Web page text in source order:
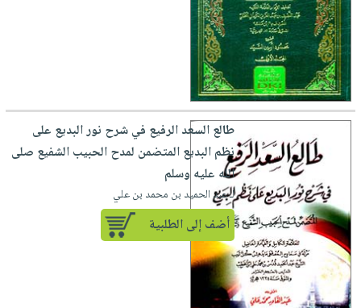
طالع السعد الرفيع في شرح نور البديع على
نظم البديع المتضمن لمدح الحبيب الشفيع صلى
الله عليه وسلم
لـ عبد الحميد بن محمد بن علي
أضف إلى الطلبية